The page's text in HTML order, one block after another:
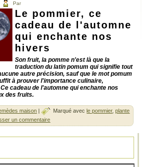
Par
Le pommier, ce
cadeau de l'automne
qui enchante nos
hivers
Son fruit, la pomme n'est là que la
traduction du latin pomum qui signifie tout
autre précision, sauf que le mot pomum
à prouver l'importance culinaire,
cadeau de l'automne qui enchante nos
des fruits.
maison Marqué avec le pommier,plante
un commentaire